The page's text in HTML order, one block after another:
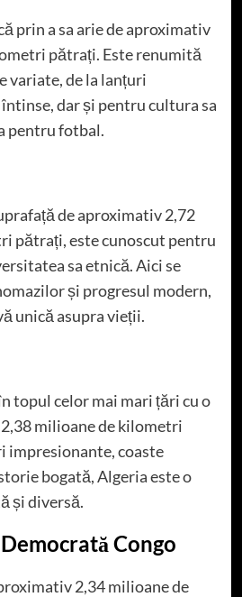
prin a sa arie de aproximativ
pătrați. Este renumită
variate, de la lanțuri
dar și pentru cultura sa
pentru fotbal.
de aproximativ 2,72
pătrați, este cunoscut pentru
sa etnică. Aici se
și progresul modern,
unică asupra vieții.
topul celor mai mari țări cu o
milioane de kilometri
impresionante, coaste
bogată, Algeria este o
și diversă.
Congo
2,34 milioane de